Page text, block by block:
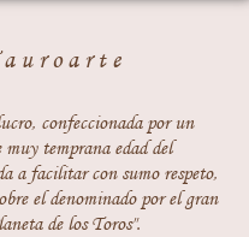
confeccionada por un
temprana edad del
a facilitar con sumo respeto,
el denominado por el gran
de los Toros".